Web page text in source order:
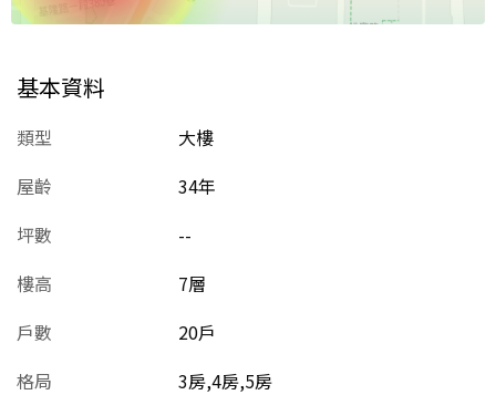
基本資料
類型
大樓
屋齡
34年
坪數
--
樓高
7層
戶數
20戶
格局
3房,4房,5房